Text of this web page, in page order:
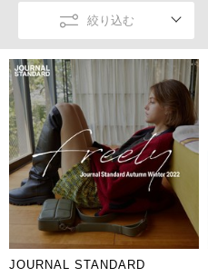
絞り込む
JOURNAL STANDARD